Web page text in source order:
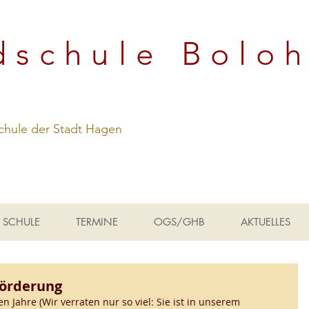
der Stadt Hagen
SCHULE TERMINE OGS/GHB AKTUELLES
Jahre (Wir verraten nur so viel: Sie ist in unserem